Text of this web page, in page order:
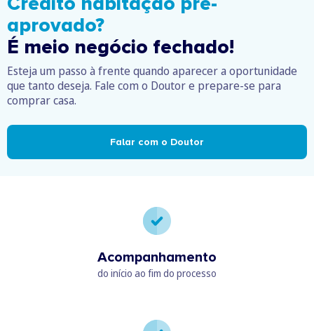
aprovado?
É meio negócio fechado!
Esteja um passo à frente quando aparecer a oportunidade
que tanto deseja. Fale com o Doutor e prepare-se para
comprar casa.
Falar com o Doutor
Acompanhamento
do início ao fim do processo